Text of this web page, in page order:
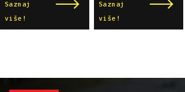
Saznaj
više!
Saznaj
više!